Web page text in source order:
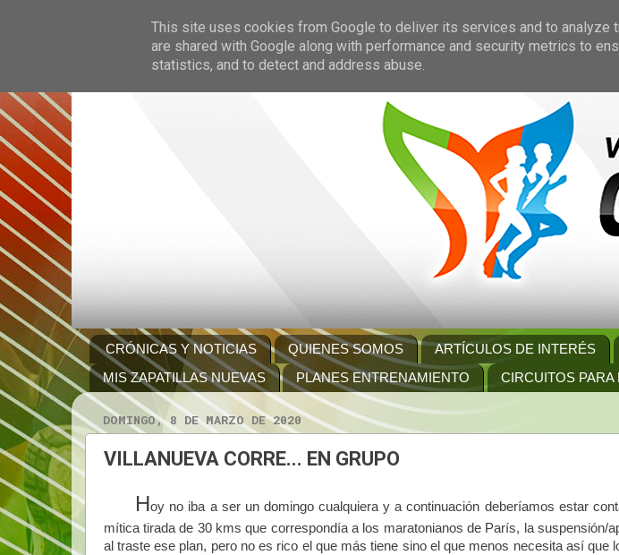
CRÓNICAS Y NOTICIAS QUIENES SOMOS ARTÍCULOS DE INTERÉS
MIS ZAPATILLAS NUEVAS
PLANES ENTRENAMIENTO CIRCUITOS PARA
DOMINGO, 8 DE MARZO DE 2020
VILLANUEVA CORRE... EN GRUPO
Hoy no iba a ser un domingo cualquiera y a continuación deberíamos estar
mítica tirada de 30 kms que correspondía a los maratonianos de París, la suspensión/
al traste ese plan, pero no es rico el que más tiene sino el que menos necesita así que
This site uses cookies from Google to deliver its services and to analyze
are shared with Google along with performance and security metrics to
statistics, and to detect and address abuse.